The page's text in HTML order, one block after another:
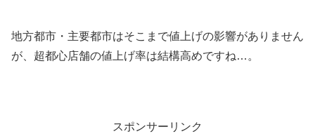
地方都市・主要都市はそこまで値上げの影響がありません
が、超都心店舗の値上げ率は結構高めですね…。
スポンサーリンク